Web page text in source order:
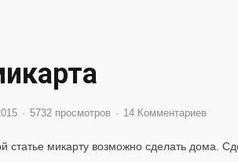
5732 просмотров 14 Комментариев
статье микарту возможно сделать дома.